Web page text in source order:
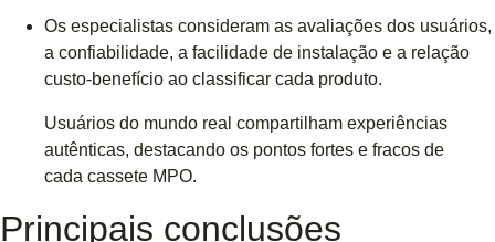
Os especialistas consideram as avaliações dos usuários,
a confiabilidade, a facilidade de instalação e a relação
custo-benefício ao classificar cada produto.
Usuários do mundo real compartilham experiências
autênticas, destacando os pontos fortes e fracos de
cada cassete MPO.
Principais conclusões